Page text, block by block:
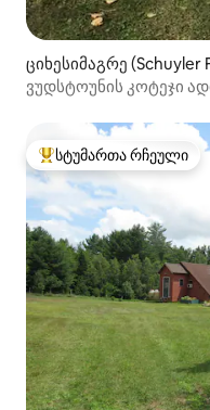
ციხესიმაგრე (Schuyler
ვუდსტოუნის კოტეჯი
სტუმართა რჩეული
სტუმართა რჩეული